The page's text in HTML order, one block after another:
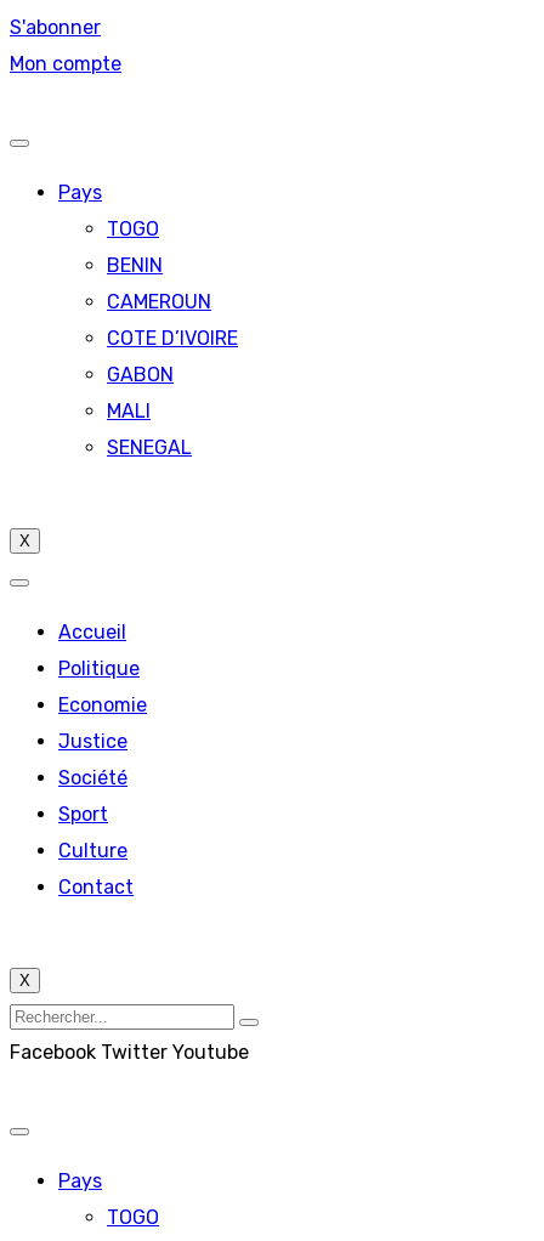
S'abonner
Mon compte
Pays
TOGO
BENIN
CAMEROUN
COTE D’IVOIRE
GABON
MALI
SENEGAL
X
Accueil
Politique
Economie
Justice
Société
Sport
Culture
Contact
X
Facebook Twitter Youtube
Pays
TOGO